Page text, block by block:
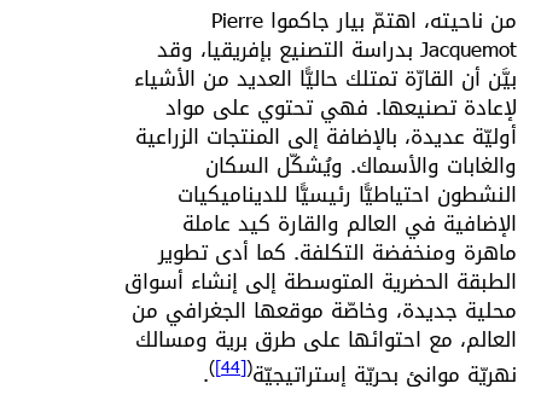
من ناحيته، اهتمّ بيار جاكموا Pierre
Jacquemot بدراسة التصنيع بإفريقيا، وقد
بيَّن أن القارّة تمتلك حاليًّا العديد من الأشياء
لإعادة تصنيعها. فهي تحتوي على مواد
أوليّة عديدة، بالإضافة إلى المنتجات الزراعية
والغابات والأسماك. ويُشكّل السكان
النشطون احتياطيًّا رئيسيًّا للديناميكيات
الإضافية في العالم والقارة كيد عاملة
ماهرة ومنخفضة التكلفة. كما أدى تطوير
الطبقة الحضرية المتوسطة إلى إنشاء أسواق
محلية جديدة، وخاصّة موقعها الجغرافي من
العالم، مع احتوائها على طرق برية ومسالك
نهريّة موانئ بحريّة إستراتيجيّة(
[44]
)
.